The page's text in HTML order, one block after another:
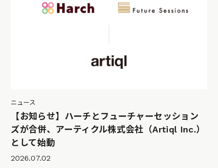
ニュース
【お知らせ】ハーチとフューチャーセッション
ズが合併、アーティクル株式会社（Artiql Inc.）
として始動
2026.07.02